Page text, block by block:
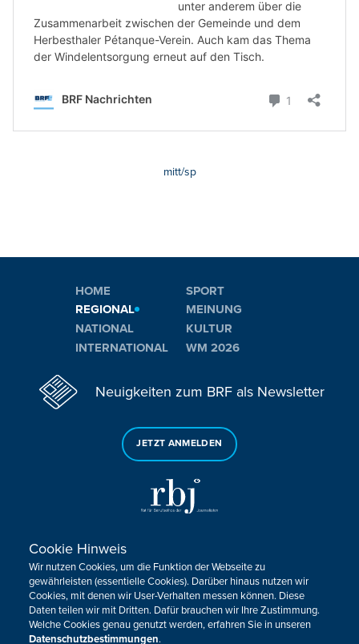
mitt/sp
HOME
REGIONAL
NATIONAL
INTERNATIONAL
SPORT
MEINUNG
KULTUR
WM 2026
Neuigkeiten zum BRF als Newsletter
JETZT ANMELDEN
Sie haben noch Fragen oder Anmerkungen?
KONTAKTIEREN SIE UNS!
Impressum Datenschutz Kontakt
Barrierefreiheit
Cookie-Zustimmung anpassen
Cookie Hinweis
Wir nutzen Cookies, um die Funktion der Webseite zu
gewährleisten (essentielle Cookies). Darüber hinaus nutzen wir
Cookies, mit denen wir User-Verhalten messen können. Diese
Daten teilen wir mit Dritten. Dafür brauchen wir Ihre Zustimmung.
Welche Cookies genau genutzt werden, erfahren Sie in unseren
Datenschutzbestimmungen.